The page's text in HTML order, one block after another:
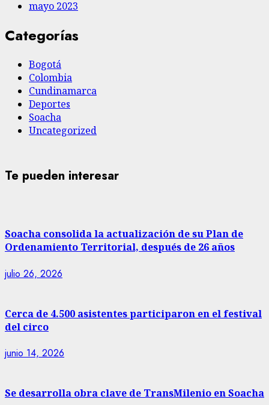
mayo 2023
Categorías
Bogotá
Colombia
Cundinamarca
Deportes
Soacha
Uncategorized
Te pueden interesar
Soacha consolida la actualización de su Plan de
Ordenamiento Territorial, después de 26 años
julio 26, 2026
Cerca de 4.500 asistentes participaron en el festival
del circo
junio 14, 2026
Se desarrolla obra clave de TransMilenio en Soacha